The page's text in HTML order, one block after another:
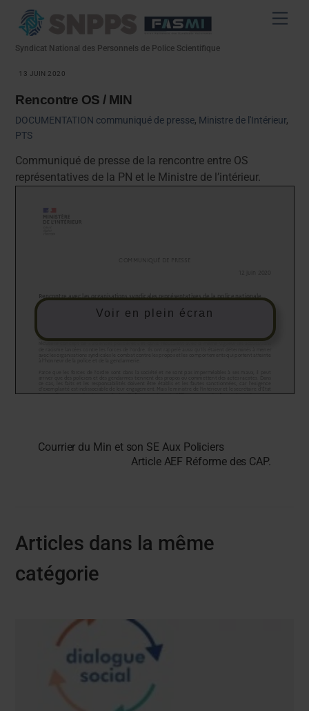
Syndicat National des Personnels de Police Scientifique
13 JUIN 2020
Rencontre OS / MIN
DOCUMENTATION communiqué de presse, Ministre de l'Intérieur,
PTS
Communiqué de presse de la rencontre entre OS
représentatives de la PN et le Ministre de l’intérieur.
Voir en plein écran
Courrier du Min et son SE Aux Policiers
Article AEF Réforme des CAP.
Articles dans la même
catégorie